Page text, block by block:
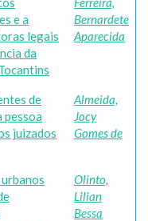
e a
legais
da
Bernardete
Aparecida
de
pessoa
juizados
Almeida,
Jocy
Gomes de
Olinto,
Lilian
Bessa